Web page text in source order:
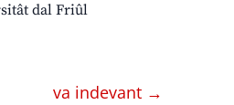
dal Friûl
va indevant →